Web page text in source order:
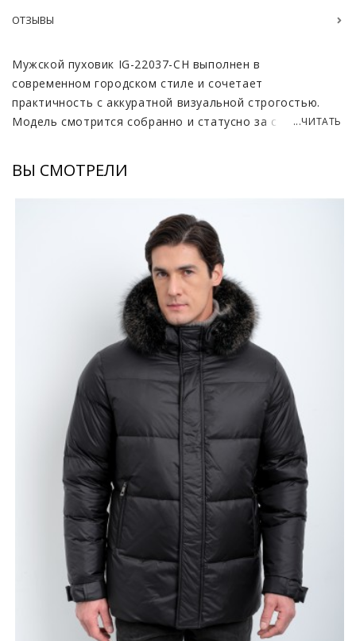
ОТЗЫВЫ
Мужской пуховик IG-22037-CH выполнен в
современном городском стиле и сочетает
практичность с аккуратной визуальной строгостью.
Модель смотрится собранно и статусно за счёт
блеск, хорошо держит форму и защищает от ветра и
зимней погоды. Наполнитель в виде пухового пакета
обеспечивает стабильное тепло без лишнего объёма,
создавая комфортный микроклимат даже при низких
Особое внимание привлекает глубокий съёмный
капюшон с эффектной меховой опушкой, которая не
только украшает модель, но и дополнительно
защищает лицо от холода. Капюшон можно
отстегнуть, меняя характер образа с более
расслабленного на лаконичный. Удобная длина 70–75
см закрывает поясницу и делает пуховик
универсальным вариантом как для автомобиля, так и
для пеших прогулок.
Боковые карманы расположены на комфортной
высоте, они вместительные и тёплые для рук. Низ
рукавов имеет интересное конструктивное решение,
добавляющее модели индивидуальности и улучшенную
посадку. Центральная застёжка аккуратно
интегрирована в дизайн, сохраняя минималистичный
внешний вид. Синий цвет выглядит глубоко и
благородно, легко сочетается с базовым гардеробом.
Размерный ряд 48–60 позволяет подобрать
...ЧИТАТЬ
ВЫ СМОТРЕЛИ